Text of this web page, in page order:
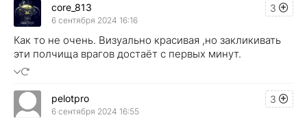
3
core_813
6 сентября 2024 16:16
Как то не очень. Визуально красивая ,но закликивать
эти полчища врагов достаёт с первых минут.
3
pelotpro
6 сентября 2024 16:55